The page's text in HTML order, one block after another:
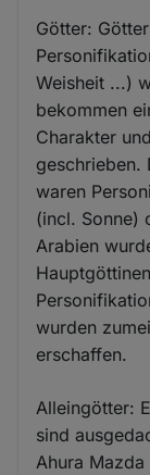
Götter:
Weisheit ...)
bekommen
Charakter
geschrieben.
waren
(incl. Sonne)
Arabien
wurden
erschaffen.
Alleingötter:
sind
Ahura